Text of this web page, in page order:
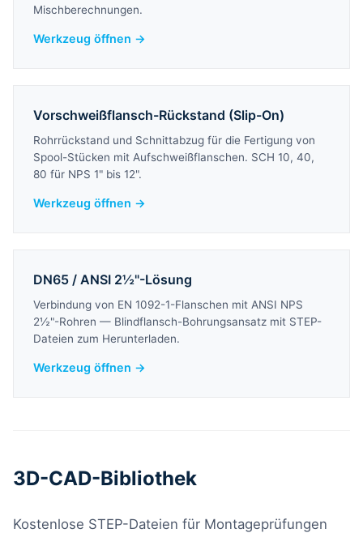
Mischberechnungen.
Werkzeug öffnen →
Vorschweißflansch-Rückstand (Slip-On)
Rohrrückstand und Schnittabzug für die Fertigung von
Spool-Stücken mit Aufschweißflanschen. SCH 10, 40,
80 für NPS 1" bis 12".
Werkzeug öffnen →
DN65 / ANSI 2½"-Lösung
Verbindung von EN 1092-1-Flanschen mit ANSI NPS
2½"-Rohren — Blindflansch-Bohrungsansatz mit STEP-
Dateien zum Herunterladen.
Werkzeug öffnen →
3D-CAD-Bibliothek
Kostenlose STEP-Dateien für Montageprüfungen